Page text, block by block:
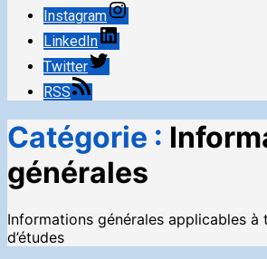
Instagram
LinkedIn
Twitter
RSS
Catégorie :
générales
Informations générales applicables à
d’études